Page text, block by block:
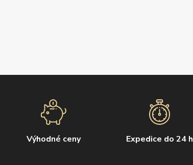
Výhodné ceny Expedice do 24 h